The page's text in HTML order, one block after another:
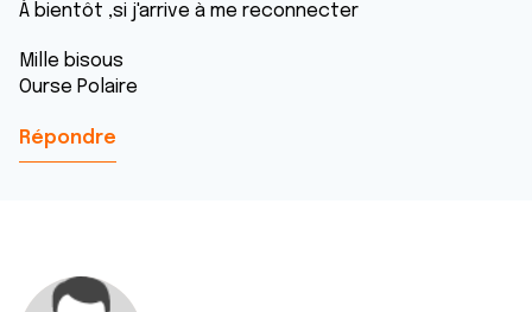
À bientôt ,si j'arrive à me reconnecter
Mille bisous
Ourse Polaire
Répondre